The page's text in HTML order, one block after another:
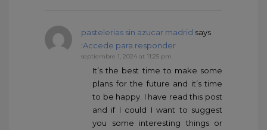
pastelerias sin azucar madrid says
:Accede para responder
septiembre 1, 2024 at 11:25 pm
It’s the best time to make some
plans for the future and it’s time
to be happy. I have read this post
and if I could I want to suggest
you some interesting things or